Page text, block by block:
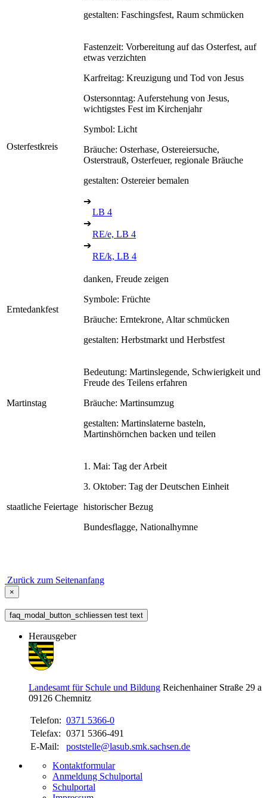
gestalten: Faschingsfest, Raum schmücken
Osterfestkreis
Fastenzeit: Vorbereitung auf das Osterfest, auf
etwas verzichten
Karfreitag: Kreuzigung und Tod von Jesus
Ostersonntag: Auferstehung von Jesus,
wichtigstes Fest im Kirchenjahr
Symbol: Licht
Bräuche: Osterhase, Ostereiersuche,
Osterstrauß, Osterfeuer, regionale Bräuche
gestalten: Ostereier bemalen
➔
LB 4
➔
RE/e, LB 4
➔
RE/k, LB 4
Erntedankfest
danken, Freude zeigen
Symbole: Früchte
Bräuche: Erntekrone, Altar schmücken
gestalten: Herbstmarkt und Herbstfest
Martinstag
Bedeutung: Martinslegende, Schwierigkeit und
Freude des Teilens erfahren
Bräuche: Martinsumzug
gestalten: Martinslaterne basteln,
Martinshörnchen backen und teilen
staatliche Feiertage
1. Mai: Tag der Arbeit
3. Oktober: Tag der Deutschen Einheit
historischer Bezug
Bundesflagge, Nationalhymne
Zurück zum Seitenanfang
×
faq_modal_button_schliessen test text
Herausgeber
Landesamt für Schule und Bildung Reichenhainer Straße 29 a
09126 Chemnitz
Telefon: 0371 5366-0
Telefax: 0371 5366-491
E-Mail:
poststelle@lasub.smk.sachsen.de
Kontaktformular
Anmeldung Schulportal
Schulportal